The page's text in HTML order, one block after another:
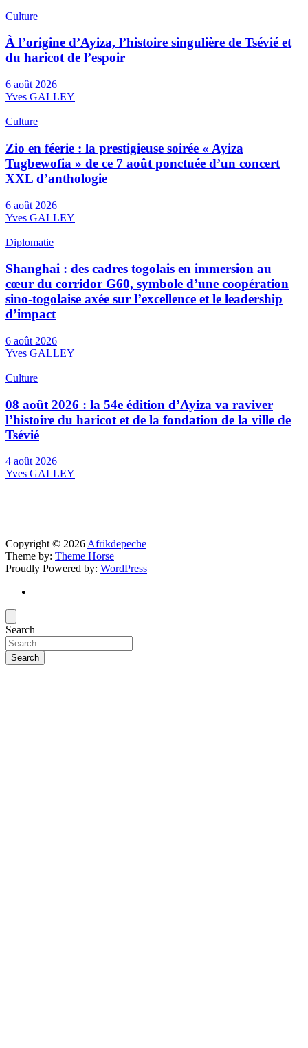
Culture
À l’origine d’Ayiza, l’histoire singulière de Tsévié et
du haricot de l’espoir
6 août 2026
Yves GALLEY
Culture
Zio en féerie : la prestigieuse soirée « Ayiza
Tugbewofia » de ce 7 août ponctuée d’un concert
XXL d’anthologie
6 août 2026
Yves GALLEY
Diplomatie
Shanghai : des cadres togolais en immersion au
cœur du corridor G60, symbole d’une coopération
sino-togolaise axée sur l’excellence et le leadership
d’impact
6 août 2026
Yves GALLEY
Culture
08 août 2026 : la 54e édition d’Ayiza va raviver
l’histoire du haricot et de la fondation de la ville de
Tsévié
4 août 2026
Yves GALLEY
Copyright © 2026Afrikdepeche
Theme by: Theme Horse
Proudly Powered by: WordPress
Search
Search